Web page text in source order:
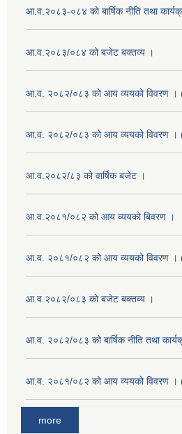
आ.व.२०८३-०८४ को बार्षिक नीति तथा
आ.व.२०८३/०८४ को बजेट बक्तव्य ।
आ.व. २०८२/०८३ को आय व्ययको विवरण ।
आ.व. २०८२/०८३ को आय व्ययको विवरण ।
आ.व.२०८२/८३ को वार्षिक बजेट ।
आ.व.२०८१/०८२ को आय व्ययको बिवरण ।
आ.व. २०८१/०८२ को आय व्ययको विवरण ।
आ.व.२०८२/०८३ को बजेट बक्तव्य ।
आ.व. २०८२/०८३ को बार्षिक नीति तथा
आ.व. २०८१/०८२ को आय व्ययको विवरण ।
more